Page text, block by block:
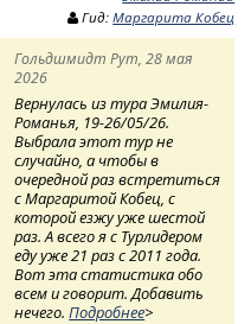
Гид:Маргарита Кобец
Гольдшмидт Рут, 28 мая
2026
Вернулась из тура Эмилия-
Романья, 19-26/05/26.
Выбрала этот тур не
случайно, а чтобы в
очередной раз встретиться
с Маргаритой Кобец, с
которой езжу уже шестой
раз. А всего я с Турлидером
еду уже 21 раз с 2011 года.
Вот эта статистика обо
всем и говорит. Добавить
нечего.Подробнее>